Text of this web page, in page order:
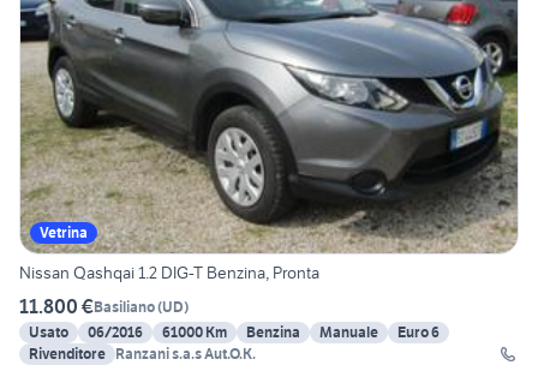
Vetrina
Nissan Qashqai 1.2 DIG-T Benzina, Pronta
11.800 €Basiliano(UD)
Usato
06/2016 61000 Km Benzina Manuale
Euro 6
Rivenditore Ranzani s.a.s Aut.O.K.